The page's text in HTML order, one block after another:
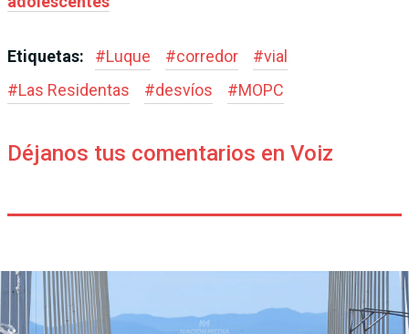
Etiquetas: #Luque #corredor #vial
#Las Residentas #desvíos #MOPC
Déjanos tus comentarios en Voiz